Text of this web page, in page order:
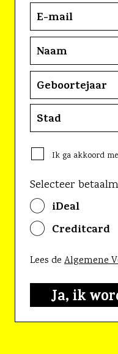
Ik ga akkoord
Selecteer
iDeal
Creditcard
Lees de Algemene
Geen waarde